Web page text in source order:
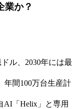
業か？
ル、2030年には最
年間100万台生産計
AI「Helix」と専用